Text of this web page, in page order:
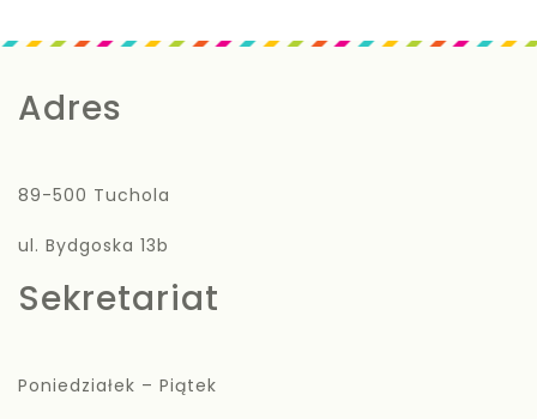
Adres
89-500 Tuchola
ul. Bydgoska 13b
Sekretariat
Poniedziałek – Piątek